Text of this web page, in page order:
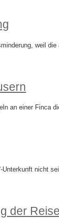
weil
an einer Finca
nicht
der